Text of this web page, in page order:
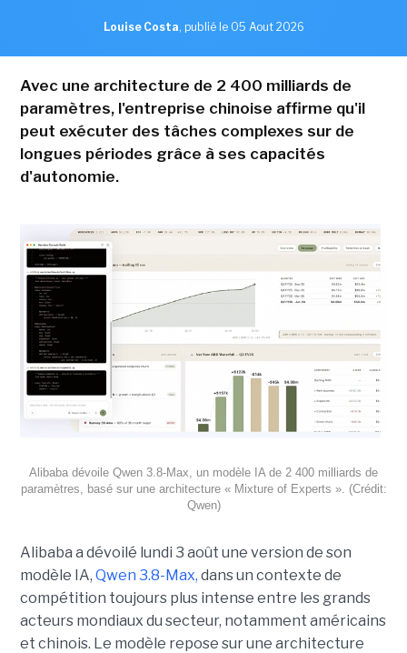
Louise Costa, publié le 05 Aout 2026
Avec une architecture de 2 400 milliards de
paramètres, l'entreprise chinoise affirme qu'il
peut exécuter des tâches complexes sur de
longues périodes grâce à ses capacités
d'autonomie.
Alibaba dévoile Qwen 3.8-Max, un modèle IA de 2 400 milliards de
paramètres, basé sur une architecture « Mixture of Experts ». (Crédit:
Qwen)
Alibaba a dévoilé lundi 3 août une version de son
modèle IA, Qwen 3.8-Max, dans un contexte de
compétition toujours plus intense entre les grands
acteurs mondiaux du secteur, notamment américains
et chinois. Le modèle repose sur une architecture